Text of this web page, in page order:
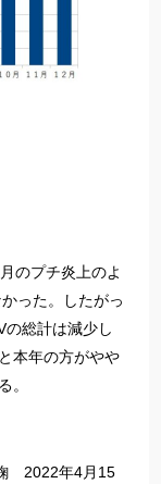
のプチ炎上のよ
った。したがっ
の総計は減少し
本年の方がやや
。
2022年4月15